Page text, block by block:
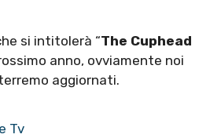
si intitolerà “The Cuphead
anno, ovviamente noi
aggiornati.
Tv